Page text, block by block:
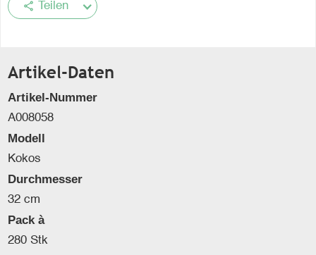
share Teilen
Artikel-Daten
Artikel-Nummer
A008058
Modell
Kokos
Durchmesser
32 cm
Pack à
280 Stk